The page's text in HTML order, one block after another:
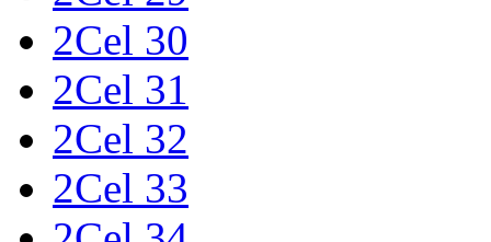
2Cel 30
2Cel 31
2Cel 32
2Cel 33